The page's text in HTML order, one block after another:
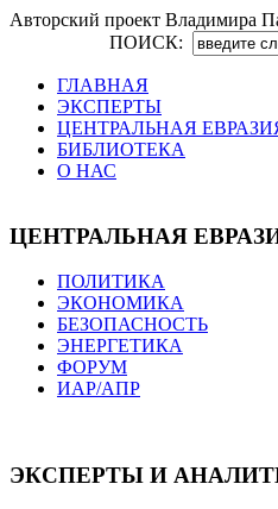
Авторский проект Владимира
ПОИСК:
ГЛАВНАЯ
ЭКСПЕРТЫ
ЦЕНТРАЛЬНАЯ
БИБЛИОТЕКА
О НАС
ЦЕНТРАЛЬНАЯ
ПОЛИТИКА
ЭКОНОМИКА
БЕЗОПАСНОСТЬ
ЭНЕРГЕТИКА
ФОРУМ
ИАР/АПР
ЭКСПЕРТЫ И